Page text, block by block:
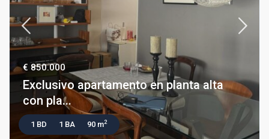
€ 850.000
Exclusivo apartamento en planta alta
con pla...
1 BD 1 BA 90 m2